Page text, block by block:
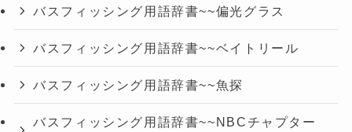
バスフィッシング用語辞書~~偏光グラス
バスフィッシング用語辞書~~ベイトリール
バスフィッシング用語辞書~~魚探
バスフィッシング用語辞書~~NBCチャプター